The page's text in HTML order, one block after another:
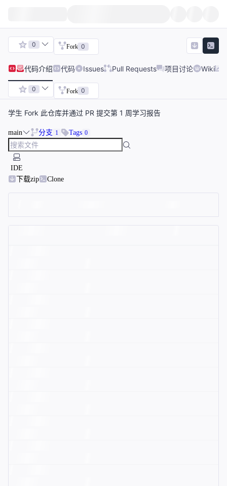
0 Fork 0
代码介绍 代码 Issues Pull Requests 项目讨论 Wiki
0 Fork 0
学生 Fork 此仓库并通过 PR 提交第 1 周学习报告
main 分支 1 Tags 0
IDE
下载zip
Clone